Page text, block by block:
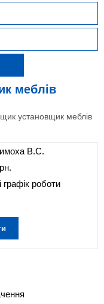
меблів
установщик меблів
В.С.
графік роботи